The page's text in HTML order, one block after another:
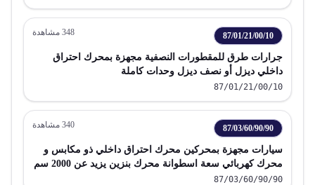
87/01/21/00/10
348 مشاهدة
جرارات طرق للمقطورات النصفية مجهزة بمحرك احتراق
داخلي ديزل أو نصف ديزل وحدات كاملة
87/01/21/00/10
87/03/60/90/90
340 مشاهدة
سيارات مجهزة بمحركين محرك احتراق داخلي ذو مكابس و
محرك كهربائي سعة اسطوانة محرك بنزين يزيد عن 2000 سم
3
87/03/60/90/90